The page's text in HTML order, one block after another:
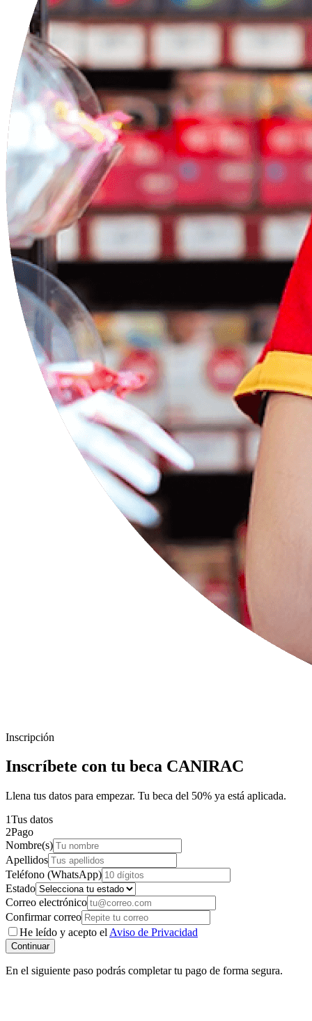
Inscripción
Inscríbete con tu beca CANIRAC
Llena tus datos para empezar. Tu beca del 50% ya está aplicada.
1Tus datos
2Pago
Nombre(s)
Apellidos
Teléfono (WhatsApp)
Estado
Correo electrónico
Confirmar correo
He leído y acepto el Aviso de Privacidad
Continuar
En el siguiente paso podrás completar tu pago de forma segura.